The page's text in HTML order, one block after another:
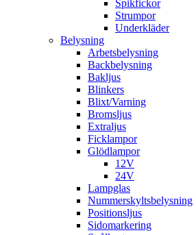
Spikfickor
Strumpor
Underkläder
Belysning
Arbetsbelysning
Backbelysning
Bakljus
Blinkers
Blixt/Varning
Bromsljus
Extraljus
Ficklampor
Glödlampor
12V
24V
Lampglas
Nummerskyltsbelysning
Positionsljus
Sidomarkering